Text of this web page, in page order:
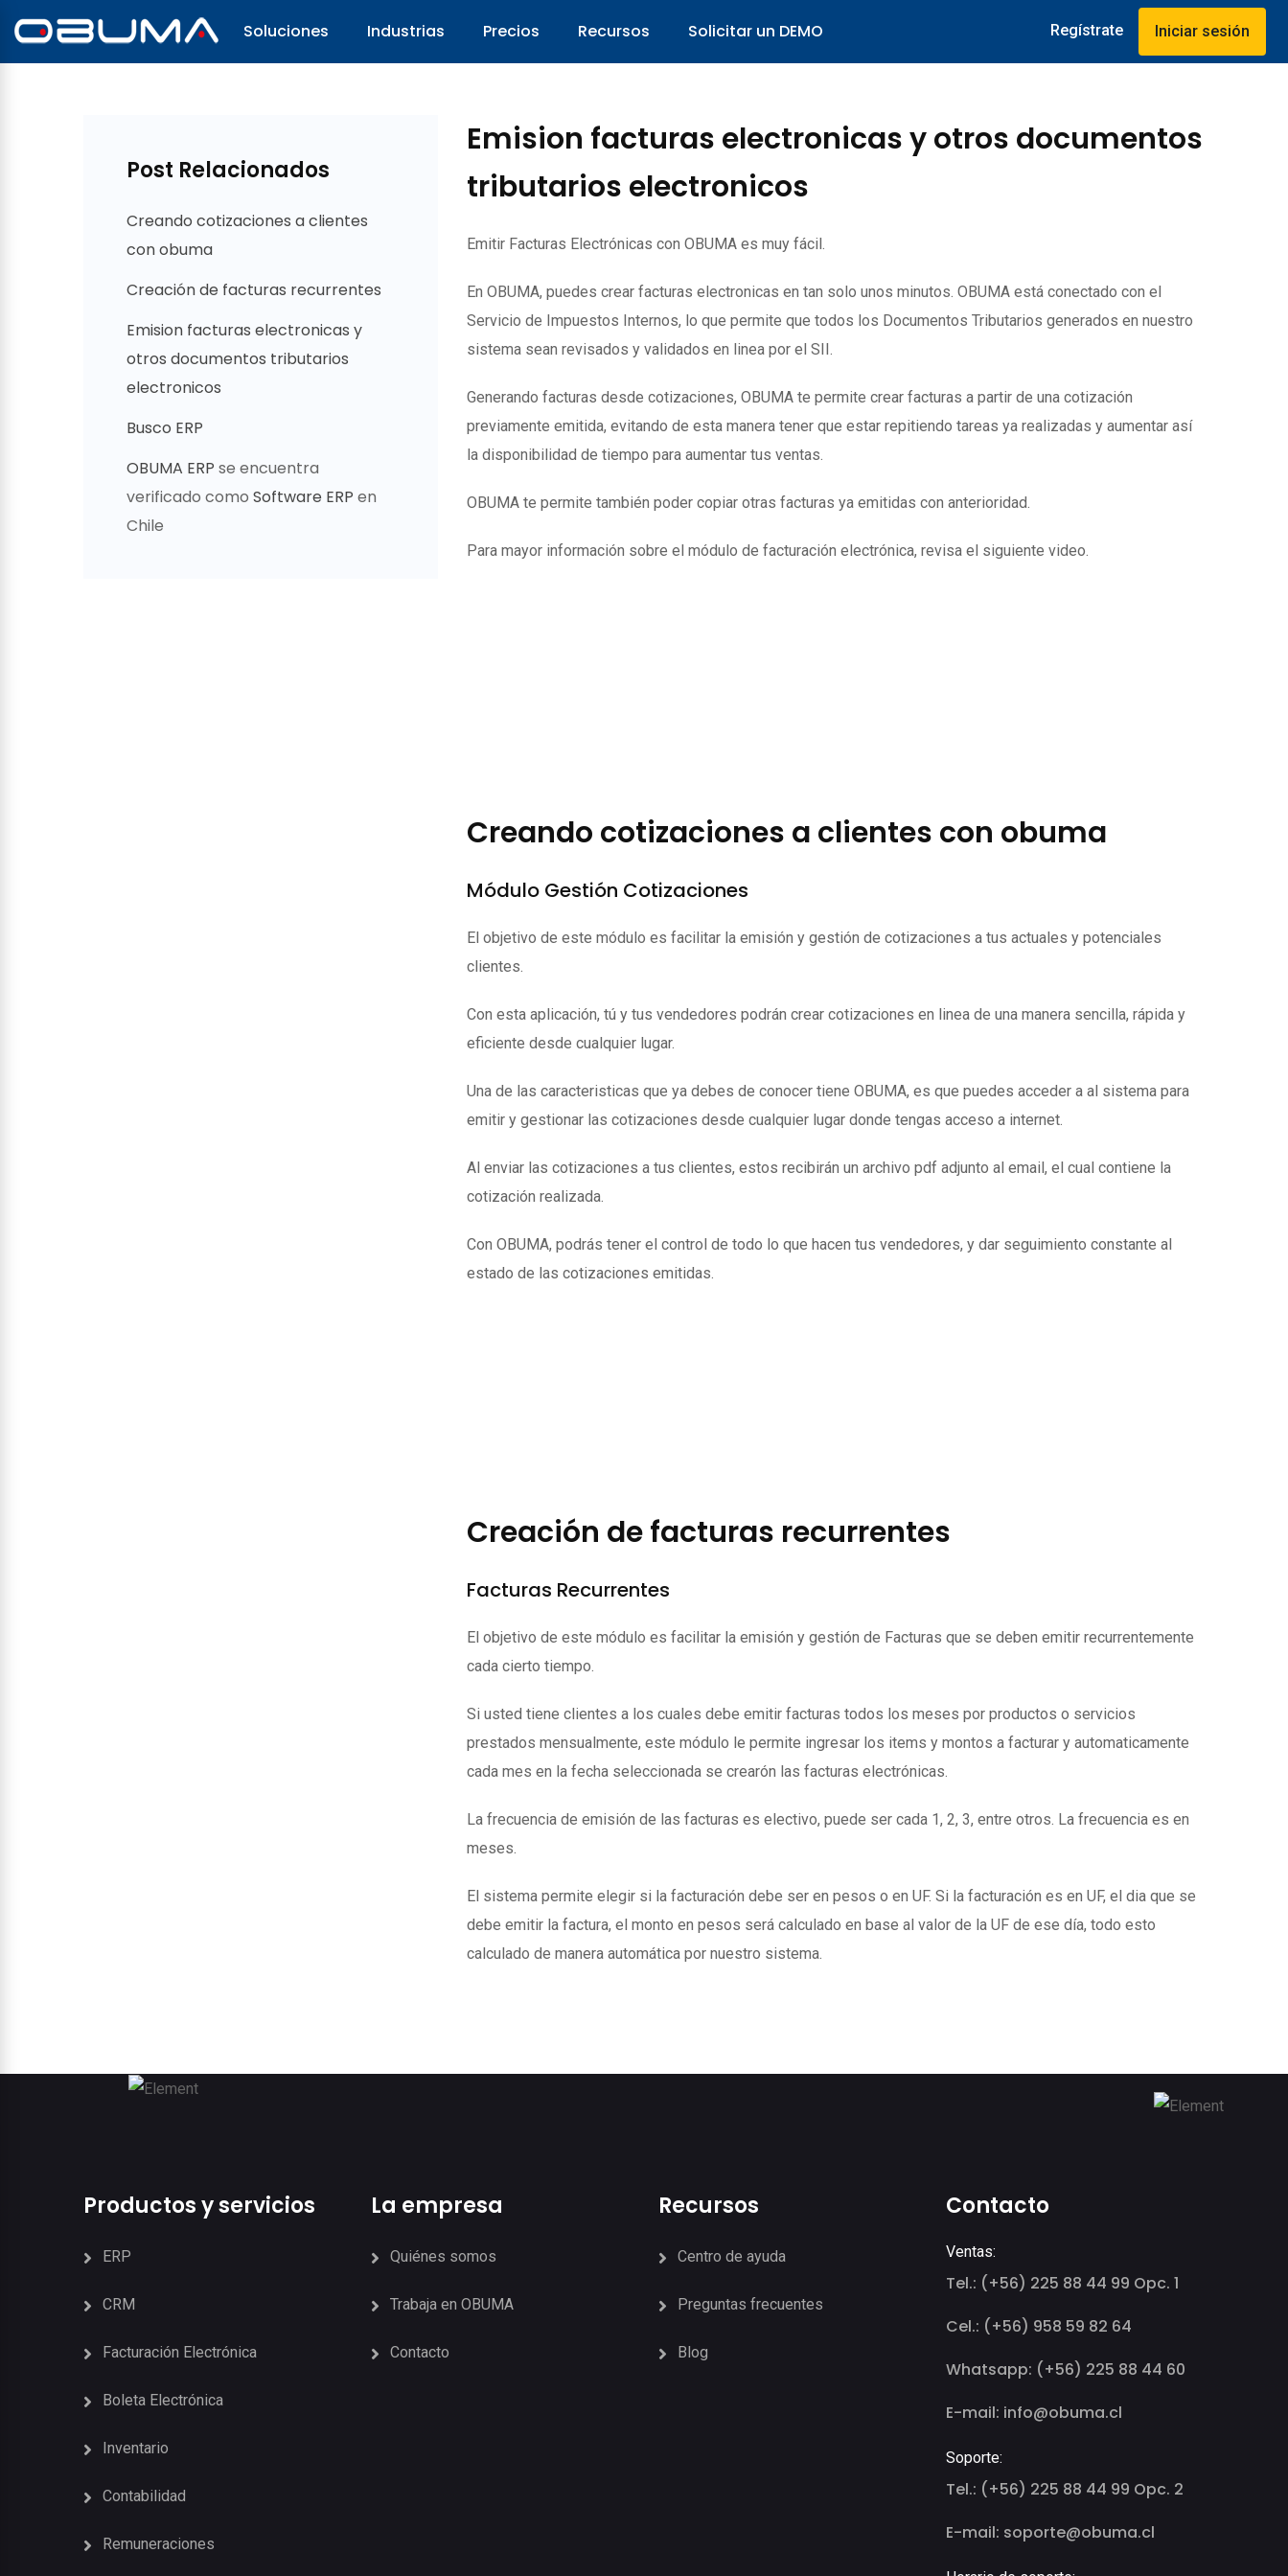
Soluciones Industrias Precios Recursos Solicitar un DEMO Regístrate Iniciar sesión
Emision facturas electronicas y otros documentos
tributarios electronicos
Emitir Facturas Electrónicas con OBUMA es muy fácil.
En OBUMA, puedes crear facturas electronicas en tan solo unos minutos. OBUMA está conectado con el
Servicio de Impuestos Internos, lo que permite que todos los Documentos Tributarios generados en nuestro
sistema sean revisados y validados en linea por el SII.
Generando facturas desde cotizaciones, OBUMA te permite crear facturas a partir de una cotización
previamente emitida, evitando de esta manera tener que estar repitiendo tareas ya realizadas y aumentar así
la disponibilidad de tiempo para aumentar tus ventas.
OBUMA te permite también poder copiar otras facturas ya emitidas con anterioridad.
Para mayor información sobre el módulo de facturación electrónica, revisa el siguiente video.
Post Relacionados
Creando cotizaciones a clientes
con obuma
Creación de facturas recurrentes
Emision facturas electronicas y
otros documentos tributarios
electronicos
Busco ERP
OBUMA ERP se encuentra
verificado como Software ERP en
Chile
Creando cotizaciones a clientes con obuma
Módulo Gestión Cotizaciones
El objetivo de este módulo es facilitar la emisión y gestión de cotizaciones a tus actuales y potenciales
clientes.
Con esta aplicación, tú y tus vendedores podrán crear cotizaciones en linea de una manera sencilla, rápida y
eficiente desde cualquier lugar.
Una de las caracteristicas que ya debes de conocer tiene OBUMA, es que puedes acceder a al sistema para
emitir y gestionar las cotizaciones desde cualquier lugar donde tengas acceso a internet.
Al enviar las cotizaciones a tus clientes, estos recibirán un archivo pdf adjunto al email, el cual contiene la
cotización realizada.
Con OBUMA, podrás tener el control de todo lo que hacen tus vendedores, y dar seguimiento constante al
estado de las cotizaciones emitidas.
Creación de facturas recurrentes
Facturas Recurrentes
El objetivo de este módulo es facilitar la emisión y gestión de Facturas que se deben emitir recurrentemente
cada cierto tiempo.
Si usted tiene clientes a los cuales debe emitir facturas todos los meses por productos o servicios
prestados mensualmente, este módulo le permite ingresar los items y montos a facturar y automaticamente
cada mes en la fecha seleccionada se crearón las facturas electrónicas.
La frecuencia de emisión de las facturas es electivo, puede ser cada 1, 2, 3, entre otros. La frecuencia es en
meses.
El sistema permite elegir si la facturación debe ser en pesos o en UF. Si la facturación es en UF, el dia que se
debe emitir la factura, el monto en pesos será calculado en base al valor de la UF de ese día, todo esto
calculado de manera automática por nuestro sistema.
Productos y servicios
ERP
CRM
Facturación Electrónica
Boleta Electrónica
Inventario
Contabilidad
Remuneraciones
La empresa
Quiénes somos
Trabaja en OBUMA
Contacto
Recursos
Centro de ayuda
Preguntas frecuentes
Blog
Contacto
Ventas:
Tel.: (+56) 225 88 44 99 Opc. 1
Cel.: (+56) 958 59 82 64
Whatsapp: (+56) 225 88 44 60
E-mail: info@obuma.cl
Soporte:
Tel.: (+56) 225 88 44 99 Opc. 2
E-mail: soporte@obuma.cl